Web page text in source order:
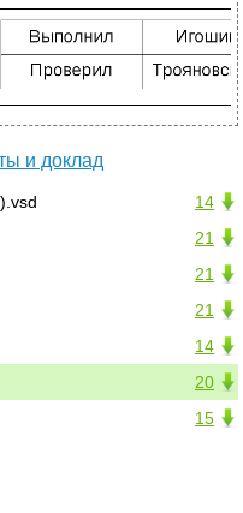
и доклад
14
21
21
21
14
20
15